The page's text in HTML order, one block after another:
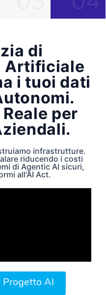
di
Artificiale
i tuoi dati
per
infrastrutture.
riducendo i costi
di Agentic AI sicuri,
all'AI Act.
AI